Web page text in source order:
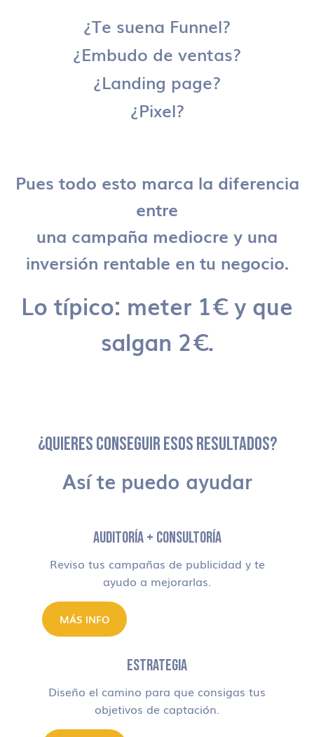
¿Te suena Funnel?
¿Embudo de ventas?
¿Landing page?
¿Pixel?
Pues todo esto marca la diferencia
entre
una campaña mediocre y una
inversión rentable en tu negocio.
Lo típico: meter 1€ y que
salgan 2€.
¿QUIERES CONSEGUIR ESOS RESULTADOS?
Así te puedo ayudar
AUDITORÍA + CONSULTORÍA
Reviso tus campañas de publicidad y te
ayudo a mejorarlas.
MÁS INFO
ESTRATEGIA
Diseño el camino para que consigas tus
objetivos de captación.